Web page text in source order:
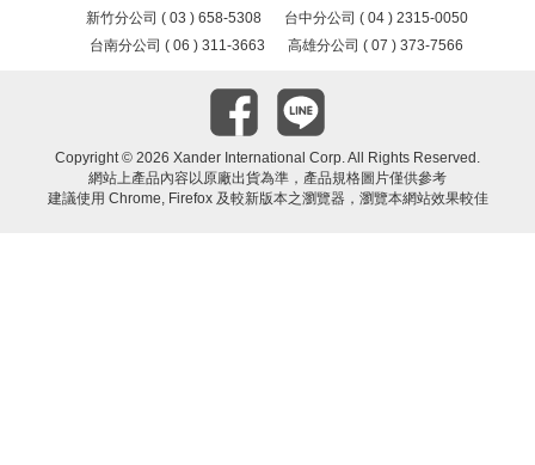
新竹分公司 ( 03 ) 658-5308
台中分公司 ( 04 ) 2315-0050
台南分公司 ( 06 ) 311-3663
高雄分公司 ( 07 ) 373-7566
Copyright © 2026 Xander International Corp. All Rights Reserved.
網站上產品內容以原廠出貨為準，產品規格圖片僅供參考
建議使用 Chrome, Firefox 及較新版本之瀏覽器，瀏覽本網站效果較佳